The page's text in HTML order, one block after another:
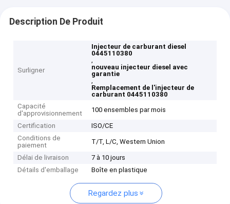
Description De Produit
Surligner
Injecteur de carburant diesel
0445110380
,
nouveau injecteur diesel avec
garantie
,
Remplacement de l'injecteur de
carburant 0445110380
Capacité
d'approvisionnement
100 ensembles par mois
Certification
ISO/CE
Conditions de
paiement
T/T, L/C, Western Union
Délai de livraison
7 à 10 jours
Détails d'emballage
Boîte en plastique
Regardez plus